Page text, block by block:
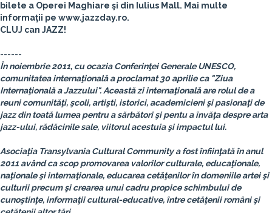
bilete a Operei Maghiare şi din Iulius Mall. Mai multe
informaţii pe www.jazzday.ro.
CLUJ can JAZZ!
------
În noiembrie 2011, cu ocazia Conferinţei Generale UNESCO,
comunitatea internaţională a proclamat 30 aprilie ca "Ziua
Internaţională a Jazzului". Această zi internaţională are rolul de a
reuni comunităţi, şcoli, artişti, istorici, academicieni şi pasionaţi de
jazz din toată lumea pentru a sărbători şi pentu a învăţa despre arta
jazz-ului, rădăcinile sale, viitorul acestuia şi impactul lui.
Asociaţia Transylvania Cultural Community a fost înfiinţată în anul
2011 având ca scop promovarea valorilor culturale, educaţionale,
naţionale şi internaţionale, educarea cetăţenilor în domeniile artei şi
culturii precum şi crearea unui cadru propice schimbului de
cunoştinţe, informaţii cultural-educative, între cetăţenii români şi